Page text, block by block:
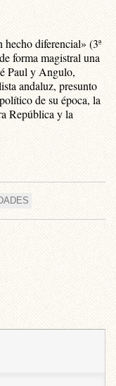
diferencial» (3ª
forma magistral una
Paul y Angulo,
andaluz, presunto
de su época, la
República y la